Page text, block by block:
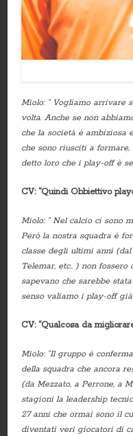
Miolo: “ Vogliamo arrivare
volta. Anche se non
che la società è ambiziosa
che sono riusciti a
detto loro che i play-off è
CV: “Quindi Obbiettivo
Miolo: “ Nel calcio ci sono
Però la nostra squadra è
classe degli ultimi anni
Telemar, etc.. ) non
sapevano che sarebbe
senso valiamo i play-off già
CV: “Qualcosa da
Miolo: “Il gruppo è
della squadra che ancora
(da Mezzato, a Perrone, a
stagioni la leadership
27 anni che ormai sono il
diventati veri giocatori di